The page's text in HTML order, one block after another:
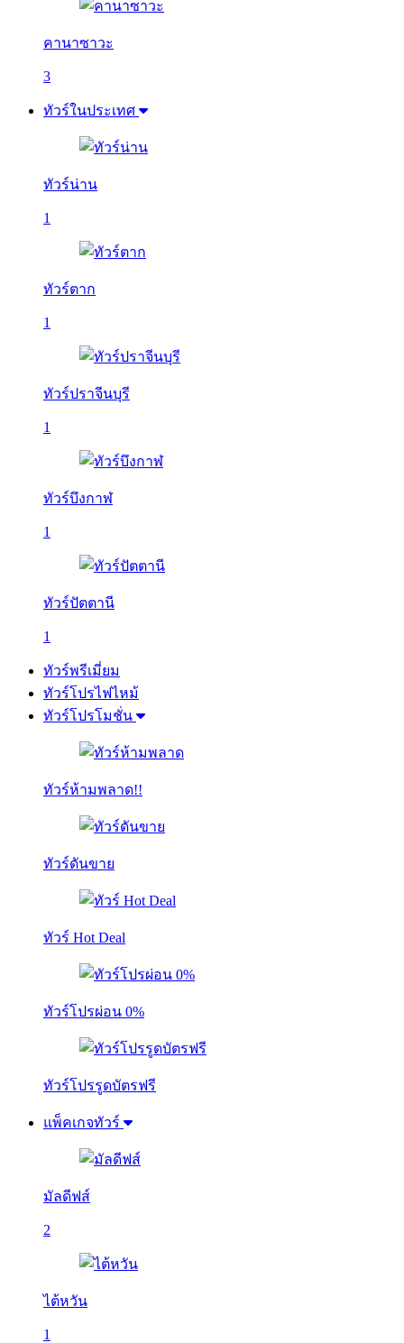
คานาซาวะ
3
ทัวร์ในประเทศ
ทัวร์น่าน
1
ทัวร์ตาก
1
ทัวร์ปราจีนบุรี
1
ทัวร์บึงกาฬ
1
ทัวร์ปัตตานี
1
ทัวร์พรีเมี่ยม
ทัวร์โปรไฟไหม้
ทัวร์โปรโมชั่น
ทัวร์ห้ามพลาด!!
ทัวร์ดันขาย
ทัวร์ Hot Deal
ทัวร์โปรผ่อน 0%
ทัวร์โปรรูดบัตรฟรี
แพ็คเกจทัวร์
มัลดีฟส์
2
ไต้หวัน
1